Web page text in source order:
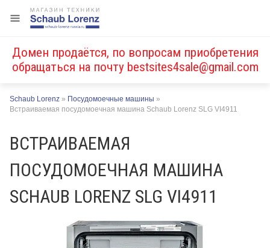
Домен продаётся, по вопросам приобретения
обращаться на почту bestsites4sale@gmail.com
Schaub Lorenz » Посудомоечные машины »
Встраиваемая посудомоечная машина Schaub Lorenz SLG VI4911
ВСТРАИВАЕМАЯ
ПОСУДОМОЕЧНАЯ МАШИНА
SCHAUB LORENZ SLG VI4911